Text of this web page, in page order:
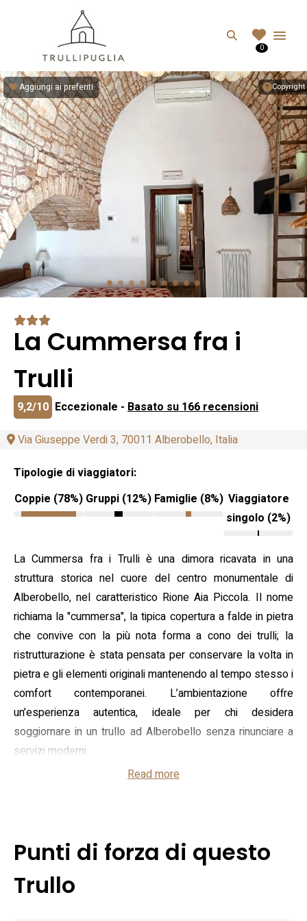
Search
0
Copyright
Aggiungi ai preferiti
La Cummersa fra i
Trulli
9,2/10 Eccezionale - Basato su 166 recensioni
Via Giuseppe Verdi 3, 70011 Alberobello, Italia
Tipologie di viaggiatori:
Coppie (78%) Gruppi (12%) Famiglie (8%) Viaggiatore
singolo (2%)
La Cummersa fra i Trulli è una dimora ricavata in una
struttura storica nel cuore del centro monumentale di
Alberobello, nel caratteristico Rione Aia Piccola. Il nome
richiama la "cummersa", la tipica copertura a falde in pietra
che convive con la più nota forma a cono dei trulli; la
ristrutturazione è stata pensata per conservare la volta in
pietra e gli elementi originali mantenendo al tempo stesso i
comfort contemporanei. L’ambientazione offre
un’esperienza autentica, ideale per chi desidera
soggiornare in un trullo ad Alberobello senza rinunciare a
servizi moderni.
L’alloggio è concepito come unità indipendente, adatta
ricorrenti si trovano aria condizionata, connessione Wi‑Fi,
TV e set di cortesia; alcune versioni dispongono di un
piccolo spazio esterno o giardino che amplia la vivibilità
Read more
Punti di forza di questo
Trullo